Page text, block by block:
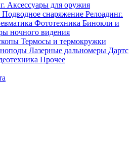
Аксессуары для оружия
Подводное снаряжение Релоадинг.
Фототехника Бинокли и
ночного видения
Термосы и термокружки
Лазерные дальномеры Дартс
Прочее